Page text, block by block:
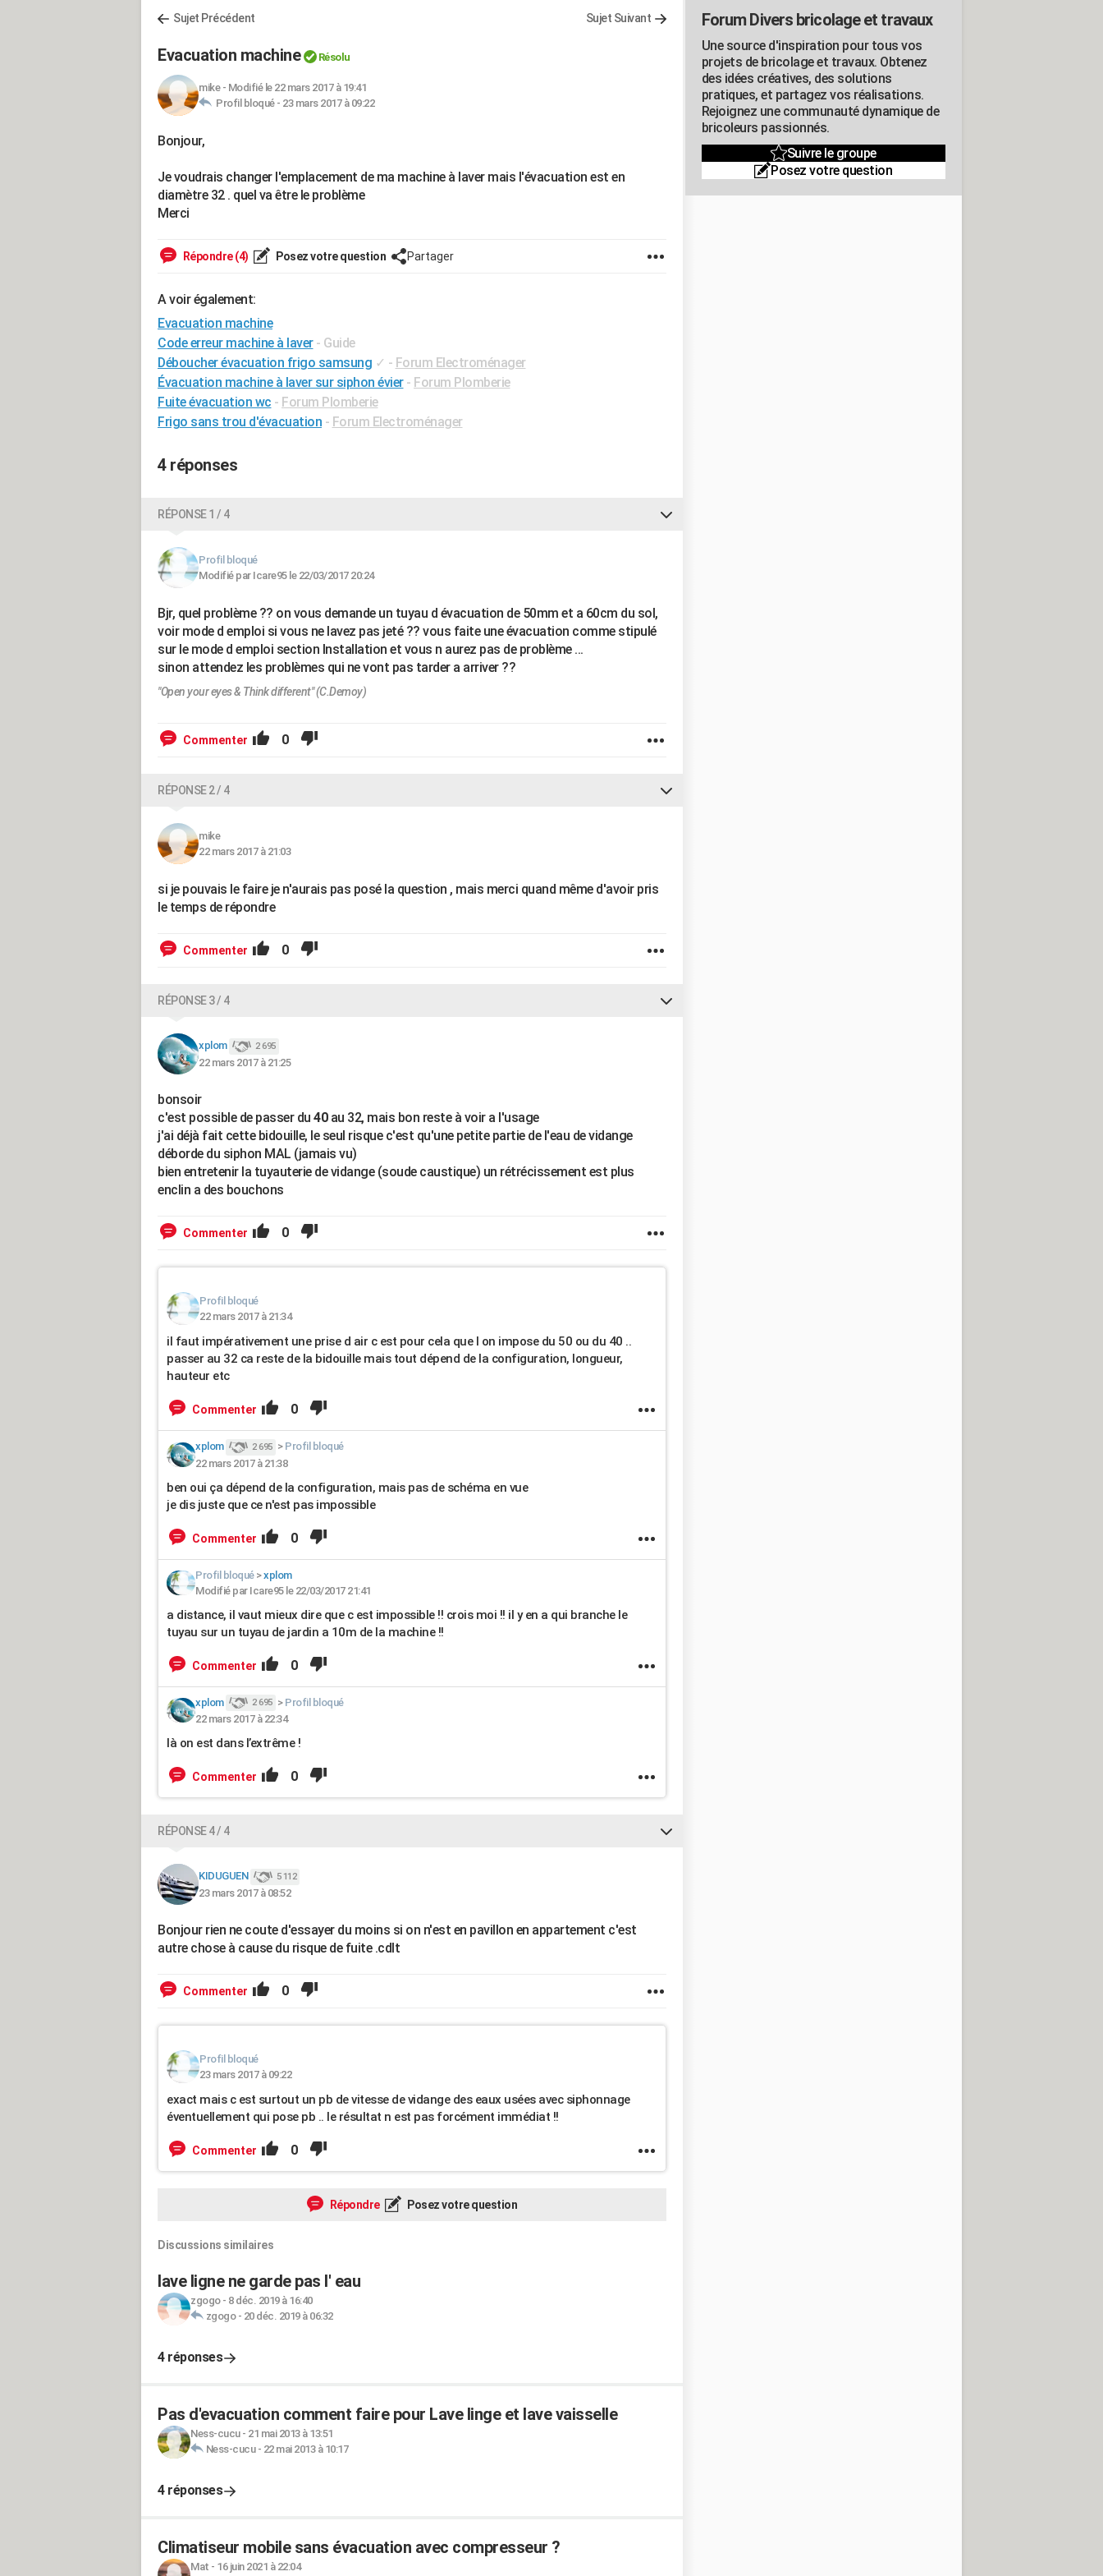
Sujet Précédent Sujet Suivant
Evacuation machine Résolu
mike- Modifié le 22 mars 2017 à 19:41
Profil bloqué - 23 mars 2017 à 09:22
Bonjour,
Je voudrais changer l'emplacement de ma machine à laver mais l'évacuation est en
diamètre 32 . quel va être le problème
Merci
Répondre (4) Posez votre question Partager
A voir également:
Evacuation machine
Code erreur machine à laver - Guide
Déboucher évacuation frigo samsung ✓ - Forum Electroménager
Évacuation machine à laver sur siphon évier - Forum Plomberie
Fuite évacuation wc - Forum Plomberie
Frigo sans trou d'évacuation - Forum Electroménager
4 réponses
RÉPONSE 1 / 4
Profil bloqué
Modifié par Icare95 le 22/03/2017 20:24
Bjr, quel problème ?? on vous demande un tuyau d évacuation de 50mm et a 60cm du sol,
voir mode d emploi si vous ne lavez pas jeté ?? vous faite une évacuation comme stipulé
sur le mode d emploi section Installation et vous n aurez pas de problème ...
sinon attendez les problèmes qui ne vont pas tarder a arriver ??
"Open your eyes & Think different" (C.Demoy)
Commenter 0
RÉPONSE 2 / 4
mike
22 mars 2017 à 21:03
si je pouvais le faire je n'aurais pas posé la question , mais merci quand même d'avoir pris
le temps de répondre
Commenter 0
RÉPONSE 3 / 4
xplom 2 695
22 mars 2017 à 21:25
bonsoir
c'est possible de passer du 40au 32, mais bon reste à voir a l'usage
j'ai déjà fait cette bidouille, le seul risque c'est qu'une petite partie de l'eau de vidange
déborde du siphon MAL (jamais vu)
bien entretenir la tuyauterie de vidange (soude caustique) un rétrécissement est plus
enclin a des bouchons
Commenter 0
Profil bloqué
22 mars 2017 à 21:34
il faut impérativement une prise d air c est pour cela que l on impose du 50 ou du 40 ..
passer au 32 ca reste de la bidouille mais tout dépend de la configuration, longueur,
hauteur etc
Commenter 0
xplom 2 695 > Profil bloqué
22 mars 2017 à 21:38
ben oui ça dépend de la configuration, mais pas de schéma en vue
je dis juste que ce n'est pas impossible
Commenter 0
Profil bloqué>xplom
Modifié par Icare95 le 22/03/2017 21:41
a distance, il vaut mieux dire que c est impossible !! crois moi !! il y en a qui branche le
tuyau sur un tuyau de jardin a 10m de la machine !!
Commenter 0
xplom 2 695 > Profil bloqué
22 mars 2017 à 22:34
là on est dans l’extrême !
Commenter 0
RÉPONSE 4 / 4
KIDUGUEN 5 112
23 mars 2017 à 08:52
Bonjour rien ne coute d'essayer du moins si on n'est en pavillon en appartement c'est
autre chose à cause du risque de fuite .cdlt
Commenter 0
Profil bloqué
23 mars 2017 à 09:22
exact mais c est surtout un pb de vitesse de vidange des eaux usées avec siphonnage
éventuellement qui pose pb .. le résultat n est pas forcément immédiat !!
Commenter 0
Répondre Posez votre question
Discussions similaires
lave ligne ne garde pas l' eau
zgogo- 8 déc. 2019 à 16:40
zgogo- 20 déc. 2019 à 06:32
4 réponses
Pas d'evacuation comment faire pour Lave linge et lave vaisselle
Ness-cucu- 21 mai 2013 à 13:51
Ness-cucu- 22 mai 2013 à 10:17
4 réponses
Climatiseur mobile sans évacuation avec compresseur ?
Mat - 16 juin 2021 à 22:04
Forum Divers bricolage et travaux
Une source d'inspiration pour tous vos
projets de bricolage et travaux. Obtenez
des idées créatives, des solutions
pratiques, et partagez vos réalisations.
Rejoignez une communauté dynamique de
bricoleurs passionnés.
Suivre le groupe
Posez votre question